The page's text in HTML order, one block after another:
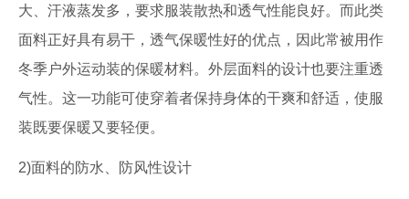
大、汗液蒸发多，要求服装散热和透气性能良好。而此类
面料正好具有易干，透气保暖性好的优点，因此常被用作
冬季户外运动装的保暖材料。外层面料的设计也要注重透
气性。这一功能可使穿着者保持身体的干爽和舒适，使服
装既要保暖又要轻便。
2)面料的防水、防风性设计